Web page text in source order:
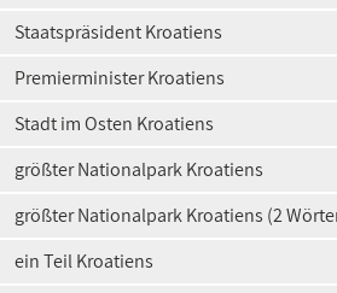
Staatspräsident Kroatiens
Premierminister Kroatiens
Stadt im Osten Kroatiens
größter Nationalpark Kroatiens
größter Nationalpark Kroatiens (2
ein Teil Kroatiens